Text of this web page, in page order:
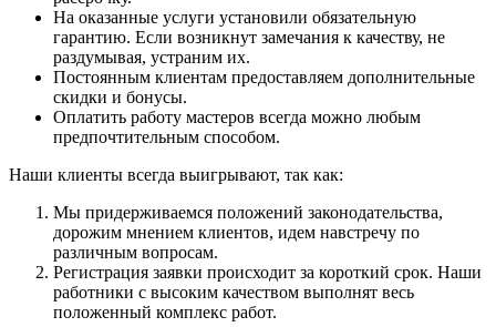
На оказанные услуги установили обязательную
гарантию. Если возникнут замечания к качеству, не
раздумывая, устраним их.
Постоянным клиентам предоставляем дополнительные
скидки и бонусы.
Оплатить работу мастеров всегда можно любым
предпочтительным способом.
Наши клиенты всегда выигрывают, так как:
Мы придерживаемся положений законодательства,
дорожим мнением клиентов, идем навстречу по
различным вопросам.
Регистрация заявки происходит за короткий срок. Наши
работники с высоким качеством выполнят весь
положенный комплекс работ.